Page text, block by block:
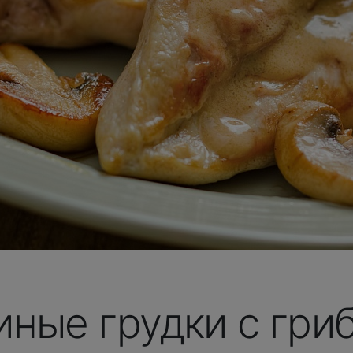
грудки с